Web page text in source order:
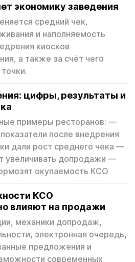
экономику заведения
средний чек,
и наполняемость
киосков
а также за счёт чего
цифры, результаты и
примеры ресторанов: —
после внедрения
дали рост среднего чека —
увеличивать допродажи —
окупаемость КСО
КСО
влияют на продажи
механики допродаж,
электронная очередь,
предложения и
современных